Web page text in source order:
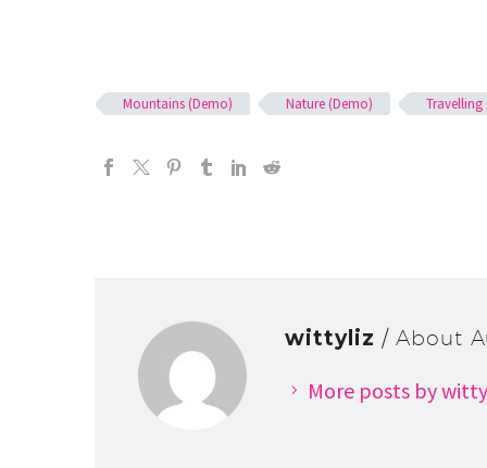
Mountains (Demo) Nature (Demo) Travelling
wittyliz / About
More posts by